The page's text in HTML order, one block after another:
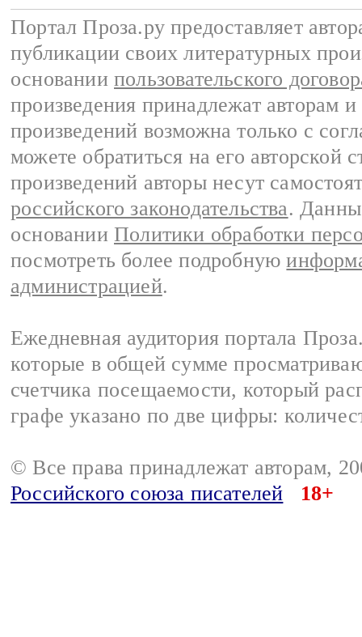
Портал Проза.ру предоставляет
публикации своих литературных
основании пользовательского
произведения принадлежат авторам
произведений возможна только с
можете обратиться на его авторской
произведений авторы несут
российского законодательства.
основании Политики обработки
посмотреть более подробную
администрацией.
Ежедневная аудитория портала
которые в общей сумме
счетчика посещаемости, который
графе указано по две цифры:
© Все права принадлежат авторам,
Российского союза писателей
18+